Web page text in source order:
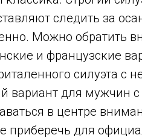
следить за
Можно обратить
и французские
силуэта с
вариант для мужчин с
в центре
приберечь для